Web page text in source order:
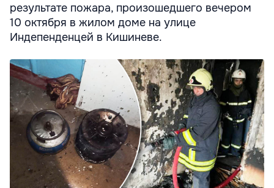
результате пожара, произошедшего вечером
10 октября в жилом доме на улице
Индепенденцей в Кишиневе.